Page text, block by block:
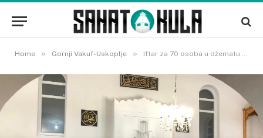
Home » Gornji Vakuf-Uskoplje » Iftar za 70 osoba u džematu Pridvorci